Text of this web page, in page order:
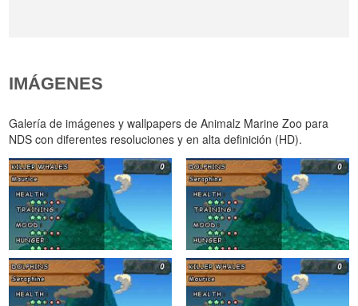
IMÁGENES
Galería de imágenes y wallpapers de Animalz Marine Zoo para
NDS con diferentes resoluciones y en alta definición (HD).